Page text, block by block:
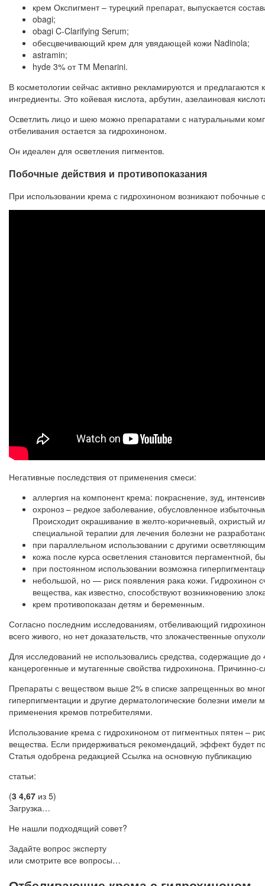
крем Окспигмент – турецкий препарат, выпускается
obagi;
obagi C-Clarifying Serum;
обесцвечивающий крем для увядающей кожи Nadinola;
astramin;
hyde 3% от ТМ Menarini.
В косметологии сейчас активно рекламируются и
ингредиенты. Это койевая кислота, арбутин, азелаиновая
Осветлить лицо и шею можно препаратами с натуральными
отбеливания остается за гидрохиноном.
Он идеален для осветления пигментов.
Побочные действия и противопоказания
При использовании крема с гидрохиноном возникают
Негативные последствия от применения смеси:
аллергия на компонент крема: покраснение, зуд,
охроноз – редкое заболевание, обусловленное
Происходит окрашивание в желто-коричневый, охристый
специальной терапии для лечения болезни не
при параллельном использовании с другими
кожа после курса осветления становится пергаментной,
при постоянном использовании возможна
небольшой, но — риск появления рака кожи. Гидрохинон
вещества, как известно, способствуют возникновению
крем противопоказан детям и беременным.
Согласно последним исследованиям, отбеливающий
всего живого, но нет доказательств, что злокачественные
Для исследований не использовались средства, содержащие
канцерогенные и мутагенные свойства гидрохинона. Причинно-
Препараты с веществом выше 2% в списке запрещенных во
гиперпигментации и другие дерматологические болезни
применения кремов потребителями.
Использование крема с гидрохиноном от пигментных пятен –
вещества. Если придерживаться рекомендаций, эффект будет
Статья одобрена редакцией Ссылка на основную публикацию
статьи:
(3 4,67 из 5)
Загрузка…
Не нашли подходящий совет?
Задайте вопрос эксперту
или смотрите все вопросы…